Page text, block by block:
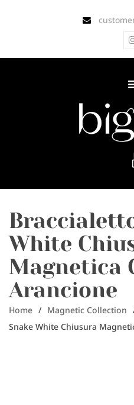
White
Magnetica
Arancione
Home / Magnetic Collection
Snake White Chiusura